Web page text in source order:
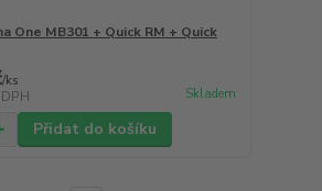
One MB301 + Quick RM + Quick
/ks
Skladem
Přidat do košíku